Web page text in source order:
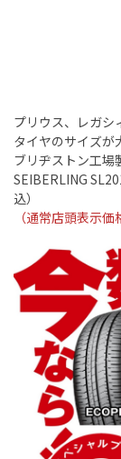
プリウス、レガシ
タイヤのサイズが
ブリヂストン工場
SEIBERLING
込）
（通常店頭表示価